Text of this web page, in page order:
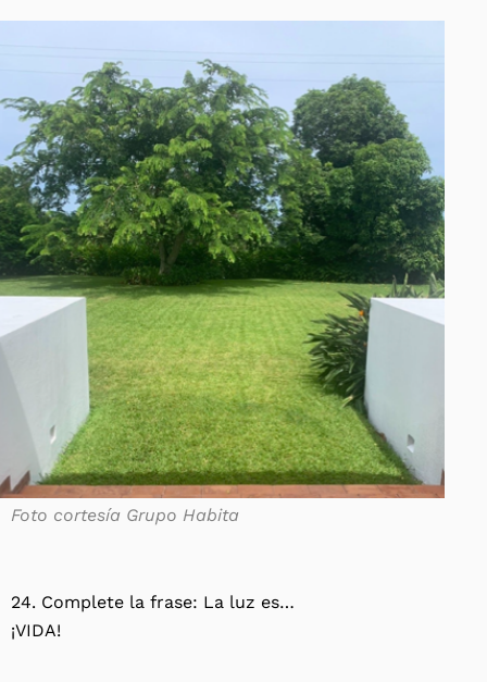
Foto cortesía Grupo Habita
24. Complete la frase: La luz es…
¡VIDA!